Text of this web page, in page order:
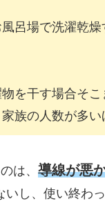
風呂場で洗濯乾燥
を干す場合そ
家族の人数が多い
は、 導線が悪
いし、使い終わ